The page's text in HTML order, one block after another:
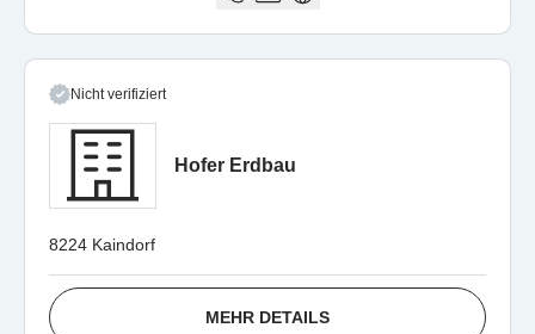
Nicht verifiziert
Hofer Erdbau
8224 Kaindorf
MEHR DETAILS